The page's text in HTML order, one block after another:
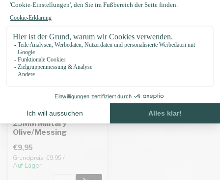
Biothane adapter
25MM Military
Olive/Messing
€9,95
Grundpreis: €9,95 /
Auf Lager